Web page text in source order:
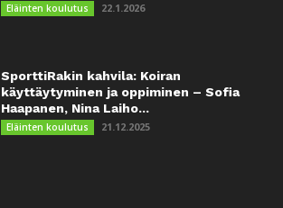
Eläinten koulutus 22.1.2026
SporttiRakin kahvila: Koiran
käyttäytyminen ja oppiminen – Sofia
Haapanen, Nina Laiho...
Eläinten koulutus 21.12.2025